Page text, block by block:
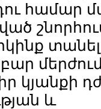
համար
կյանքի
և